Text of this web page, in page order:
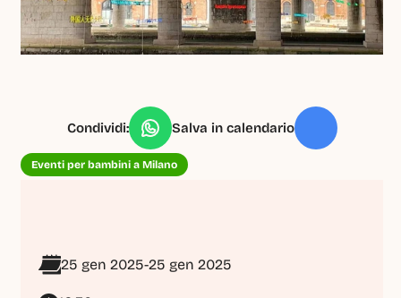
Condividi: Salva in calendario
Eventi per bambini a Milano
25 gen 2025-25 gen 2025